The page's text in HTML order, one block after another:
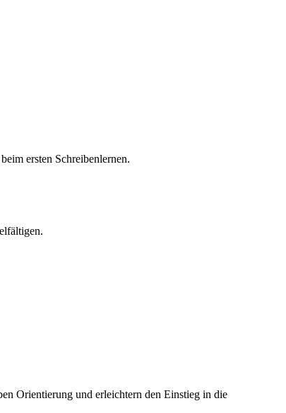
ersten Schreibenlernen.
Orientierung und erleichtern den Einstieg in die